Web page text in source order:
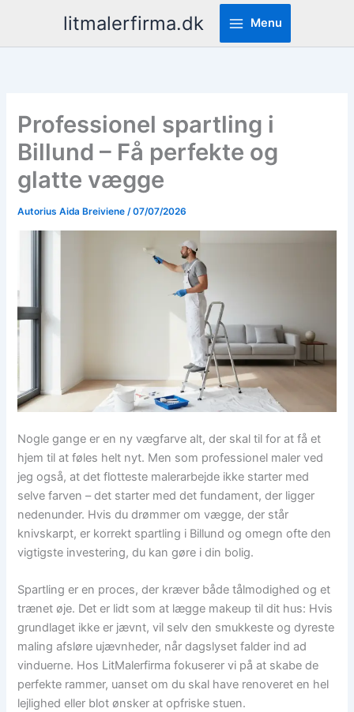
turinio
litmalerfirma.dk Menu
Professionel spartling i
Billund – Få perfekte og
glatte vægge
Autorius Aida Breiviene/07/07/2026
Nogle gange er en ny vægfarve alt, der skal til for at få et
hjem til at føles helt nyt. Men som professionel maler ved
jeg også, at det flotteste malerarbejde ikke starter med
selve farven – det starter med det fundament, der ligger
nedenunder. Hvis du drømmer om vægge, der står
knivskarpt, er korrekt spartling i Billund og omegn ofte den
vigtigste investering, du kan gøre i din bolig.
Spartling er en proces, der kræver både tålmodighed og et
trænet øje. Det er lidt som at lægge makeup til dit hus: Hvis
grundlaget ikke er jævnt, vil selv den smukkeste og dyreste
maling afsløre ujævnheder, når dagslyset falder ind ad
vinduerne. Hos LitMalerfirma fokuserer vi på at skabe de
perfekte rammer, uanset om du skal have renoveret en hel
lejlighed eller blot ønsker at opfriske stuen.